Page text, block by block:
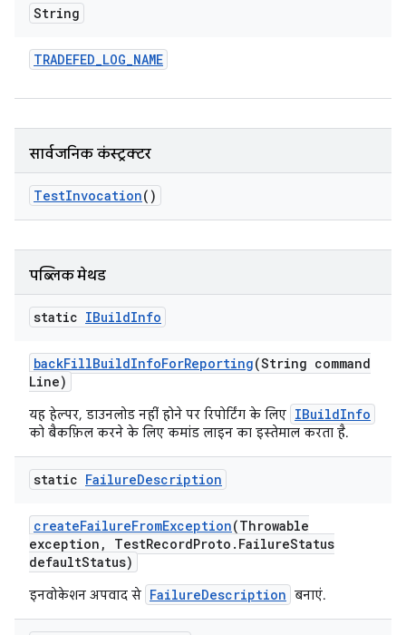
String
TRADEFED_LOG_NAME
सार्वजनिक कंस्ट्रक्टर
TestInvocation()
पब्लिक मेथड
static IBuildInfo
backFillBuildInfoForReporting(String command
Line)
यह हेल्पर, डाउनलोड नहीं होने पर रिपोर्टिंग के लिए IBuildInfo
को बैकफ़िल करने के लिए कमांड लाइन का इस्तेमाल करता है.
static FailureDescription
createFailureFromException(Throwable
exception , TestRecordProto . FailureStatus
defaultStatus)
इनवोकेशन अपवाद से FailureDescription बनाएं.